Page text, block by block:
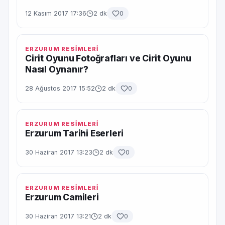
12 Kasım 2017 17:36 2 dk 0
ERZURUM RESİMLERİ
Cirit Oyunu Fotoğrafları ve Cirit Oyunu
Nasıl Oynanır?
28 Ağustos 2017 15:52 2 dk 0
ERZURUM RESİMLERİ
Erzurum Tarihi Eserleri
30 Haziran 2017 13:23 2 dk 0
ERZURUM RESİMLERİ
Erzurum Camileri
30 Haziran 2017 13:21 2 dk 0